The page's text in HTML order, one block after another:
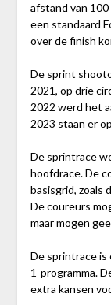
afstand van
een standaard
over de finish
De sprint
2021, op drie
2022 werd het
2023 staan er
De sprintrace
hoofdrace. De
basisgrid, zoals
De coureurs
maar mogen
De sprintrace is
1-programma.
extra kansen